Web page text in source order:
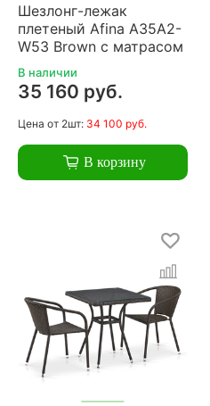
Шезлонг-лежак
плетеный Afina A35A2-
W53 Brown с матрасом
В наличии
35 160 руб.
Цена от 2шт: 34 100 руб.
В корзину